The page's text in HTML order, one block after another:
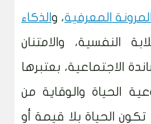
المرونة المعرفية، و الذكاء
النفسية، والامتنان
الاجتماعية، بعتبرها
الحياة والوقاية من
الحياة بلا قيمة أو